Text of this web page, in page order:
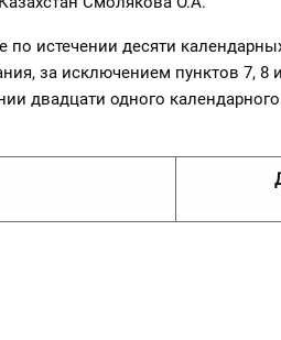
по истечении десяти
за исключением пунктов 7, 8
двадцати одного